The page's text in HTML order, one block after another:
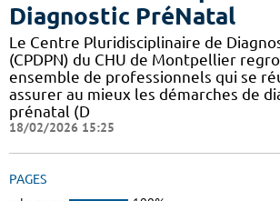
Diagnostic PréNatal
Le Centre Pluridisciplinaire de
(CPDPN) du CHU de Montpellier
ensemble de professionnels qui se
assurer au mieux les démarches de
prénatal (D
18/02/2026 15:25
PAGES